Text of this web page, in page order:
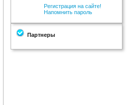
Регистрация на сайте!
Напомнить пароль
Партнеры